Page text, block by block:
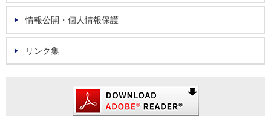
情報公開・個人情報保護
リンク集